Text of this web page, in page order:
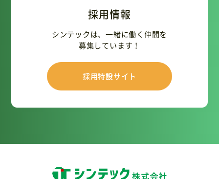
採用情報
シンテックは、一緒に働く仲間を
募集しています！
採用特設サイト